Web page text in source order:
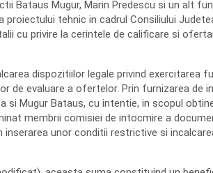
Bataus Mugur, Marin Predescu si un alt
tehnic in cadrul Consiliului
cu privire la cerintele de calificare si
dispozitiilor legale privind exercitarea
de evaluare a ofertelor. Prin furnizarea de
si Mugur Bataus, cu intentie, in scopul
membrii comisiei de intocmire a
unor conditii restrictive si